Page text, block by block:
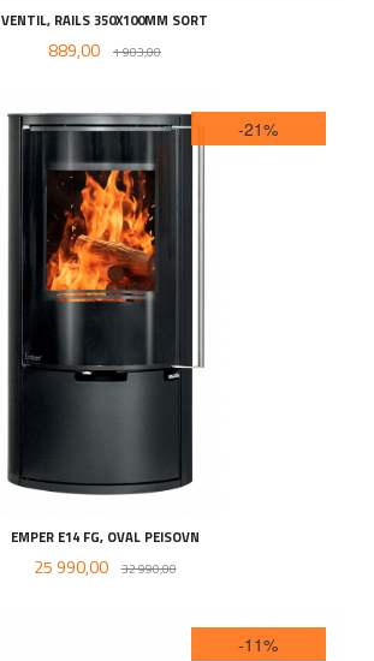
VENTIL, RAILS 350X100MM SORT
Tilbud
889,00 1 903,00Rabatt
EMPER E14 FG, OVAL PEISOVN
Tilbud
25 990,00 32 990,00Rabatt
-21%
-11%